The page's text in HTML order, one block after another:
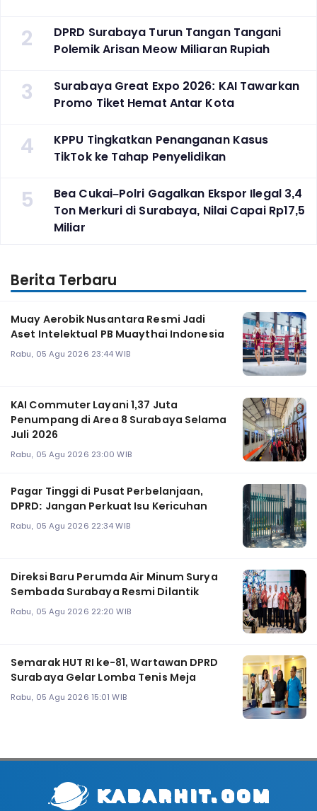
2
DPRD Surabaya Turun Tangan Tangani
Polemik Arisan Meow Miliaran Rupiah
3
Surabaya Great Expo 2026: KAI Tawarkan
Promo Tiket Hemat Antar Kota
4
KPPU Tingkatkan Penanganan Kasus
TikTok ke Tahap Penyelidikan
5
Bea Cukai–Polri Gagalkan Ekspor Ilegal 3,4
Ton Merkuri di Surabaya, Nilai Capai Rp17,5
Miliar
Berita Terbaru
Muay Aerobik Nusantara Resmi Jadi
Aset Intelektual PB Muaythai Indonesia
Rabu, 05 Agu 2026 23:44 WIB
KAI Commuter Layani 1,37 Juta
Penumpang di Area 8 Surabaya Selama
Juli 2026
Rabu, 05 Agu 2026 23:00 WIB
Pagar Tinggi di Pusat Perbelanjaan,
DPRD: Jangan Perkuat Isu Kericuhan
Rabu, 05 Agu 2026 22:34 WIB
Direksi Baru Perumda Air Minum Surya
Sembada Surabaya Resmi Dilantik
Rabu, 05 Agu 2026 22:20 WIB
Semarak HUT RI ke-81, Wartawan DPRD
Surabaya Gelar Lomba Tenis Meja
Rabu, 05 Agu 2026 15:01 WIB